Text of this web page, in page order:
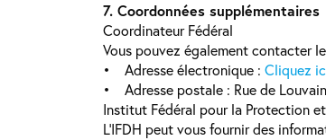
7. Coordonnées supplémentaires
Coordinateur Fédéral
Vous pouvez également contacter
• Adresse électronique : Cliquez
• Adresse postale : Rue de
Institut Fédéral pour la Protection
L’IFDH peut vous fournir des